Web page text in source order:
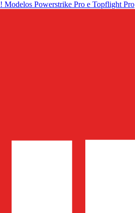
! Modelos Powerstrike Pro e Topflight Pro